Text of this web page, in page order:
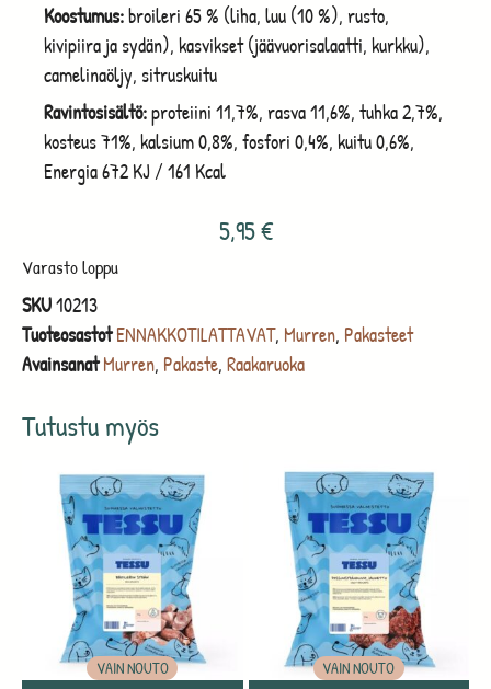
Tutustu myös
VAIN NOUTO VAIN NOUTO
Koostumus:broileri 65 % (liha, luu (10 %), rusto,
kivipiira ja sydän), kasvikset (jäävuorisalaatti, kurkku),
camelinaöljy, sitruskuitu
Ravintosisältö:proteiini 11,7%, rasva 11,6%, tuhka 2,7%,
kosteus 71%, kalsium 0,8%, fosfori 0,4%, kuitu 0,6%,
Energia 672 KJ / 161 Kcal
5,95€
Varasto loppu
SKU10213
TuoteosastotENNAKKOTILATTAVAT, Murren, Pakasteet
Avainsanat Murren, Pakaste, Raakaruoka